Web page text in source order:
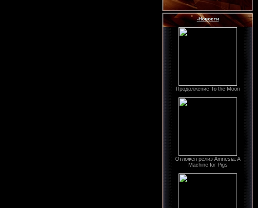
-Новости
Продолжение To the Moon
Отложен релиз Amnesia: A
Machine for Pigs